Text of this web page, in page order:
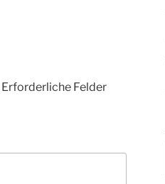
Erforderliche Felder